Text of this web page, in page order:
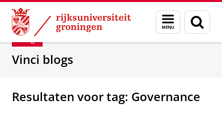
Skip
Content
Skip
Navigation
Menu
en
zoeken
Department of Innovation Management &
Blog
Vinci blogs
Resultaten voor tag: Governance